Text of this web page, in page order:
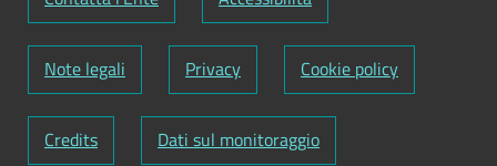
Note legali Privacy Cookie policy
Credits Dati sul monitoraggio